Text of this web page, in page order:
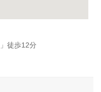
」徒歩12分